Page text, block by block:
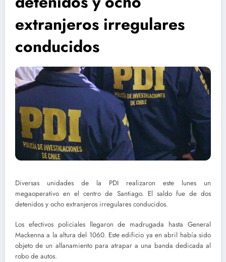
extranjeros irregulares
conducidos
Diversas unidades de la PDI realizaron este lunes un
megaoperativo en el centro de Santiago. El saldo fue de dos
detenidos y ocho extranjeros irregulares conducidos.
Los efectivos policiales llegaron de madrugada hasta General
Mackenna a la altura del 1060. Este edificio ya en abril había sido
objeto de un allanamiento para atrapar a una banda dedicada al
robo de autos.